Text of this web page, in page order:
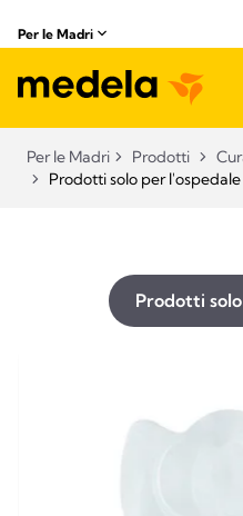
Per le Madri
Per le Madri Prodotti
Prodotti solo per l'ospedale
Prodotti